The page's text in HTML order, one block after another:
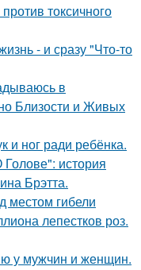
токсичного
- и сразу "Что-то
в
Близости и Живых
и ног ради ребёнка.
история
Брэтта.
местом гибели
лепестков роз.
у мужчин и женщин.